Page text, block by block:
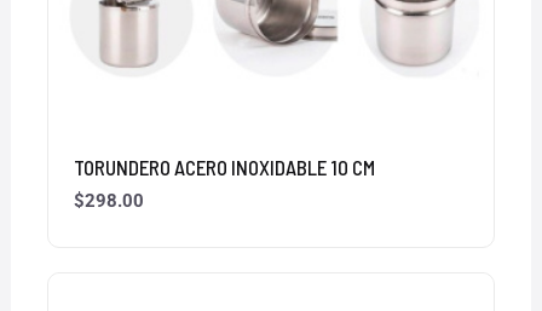
TORUNDERO ACERO INOXIDABLE 10 CM
$298.00